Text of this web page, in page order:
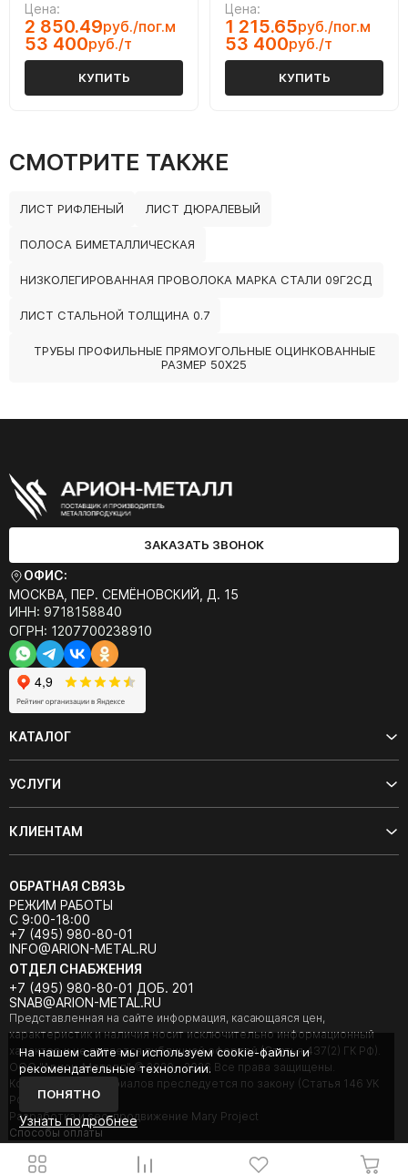
Цена:
2 850.49руб./пог.м
53 400руб./т
КУПИТЬ
Цена:
1 215.65руб./пог.м
53 400руб./т
КУПИТЬ
СМОТРИТЕ ТАКЖЕ
ЛИСТ РИФЛЕНЫЙ ЛИСТ ДЮРАЛЕВЫЙ
ПОЛОСА БИМЕТАЛЛИЧЕСКАЯ
НИЗКОЛЕГИРОВАННАЯ ПРОВОЛОКА МАРКА СТАЛИ 09Г2СД
ЛИСТ СТАЛЬНОЙ ТОЛЩИНА 0.7
ТРУБЫ ПРОФИЛЬНЫЕ ПРЯМОУГОЛЬНЫЕ ОЦИНКОВАННЫЕ
РАЗМЕР 50Х25
ЗАКАЗАТЬ ЗВОНОК
ОФИС:
МОСКВА, ПЕР. СЕМЁНОВСКИЙ, Д. 15
ИНН: 9718158840
ОГРН: 1207700238910
КАТАЛОГ
УСЛУГИ
КЛИЕНТАМ
ОБРАТНАЯ СВЯЗЬ
РЕЖИМ РАБОТЫ
С 9:00-18:00
+7 (495) 980-80-01
INFO@ARION-METAL.RU
ОТДЕЛ СНАБЖЕНИЯ
+7 (495) 980-80-01 ДОБ. 201
SNAB@ARION-METAL.RU
Представленная на сайте информация, касающаяся цен,
характеристик и наличия носит исключительно информационный
характер и не является публичной офертой (Статья 437(2) ГК РФ).
ООО "Арион-Металл" © 2020 - 2026 Все права защищены.
Копирование материалов преследуется по закону (Статья 146 УК
РФ).
Разработка и seo-продвижение Mary Project
Cпособы оплаты
На нашем сайте мы используем cookie-файлы и
рекомендательные технологии.
ПОНЯТНО
Узнать подробнее